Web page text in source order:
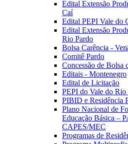
Edital Extensão
Caí
Edital PEPI Vale do
Edital Extensão
Rio Pardo
Bolsa Carência -
Comitê Pardo
Concessão de Bolsa
Editais - Montenegro
Edital de Licitação
PEPI do Vale do Rio
PIBID e Residência
Plano Nacional de
Educação Básica –
CAPES/MEC
Programas de